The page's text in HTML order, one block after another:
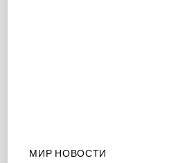
МИР НОВОСТИ